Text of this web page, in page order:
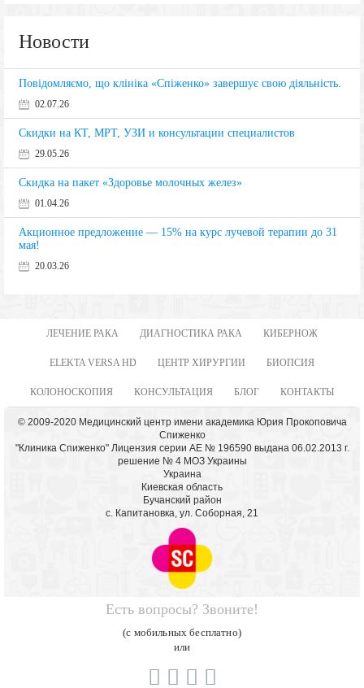
Новости
Повідомляємо, що клініка «Спіженко» завершує свою діяльність.
02.07.26
Скидки на КТ, МРТ, УЗИ и консультации специалистов
29.05.26
Скидка на пакет «Здоровье молочных желез»
01.04.26
Акционное предложение — 15% на курс лучевой терапии до 31
мая!
20.03.26
ЛЕЧЕНИЕ РАКА ДИАГНОСТИКА РАКА КИБЕРНОЖ
ELEKTA VERSA HD ЦЕНТР ХИРУРГИИ БИОПСИЯ
КОЛОНОСКОПИЯ КОНСУЛЬТАЦИЯ БЛОГ КОНТАКТЫ
© 2009-2020 Медицинский центр имени академика Юрия Прокоповича
Спиженко
"Клиника Спиженко" Лицензия серии АЕ № 196590 выдана 06.02.2013 г.
решение № 4 МОЗ Украины
Украина
Киевская область
Бучанский район
с. Капитановка, ул. Соборная, 21
Есть вопросы? Звоните!
(с мобильных бесплатно)
или